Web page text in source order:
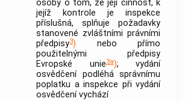
osoby o tom, že její činnost, k
jejíž
kontrole je inspekce
příslušná, splňuje požadavky
stanovené zvláštními právními
předpisy3) nebo přímo
použitelnými předpisy
Evropské unie3a); vydání
osvědčení podléhá správnímu
poplatku a inspekce při vydání
osvědčení vychází